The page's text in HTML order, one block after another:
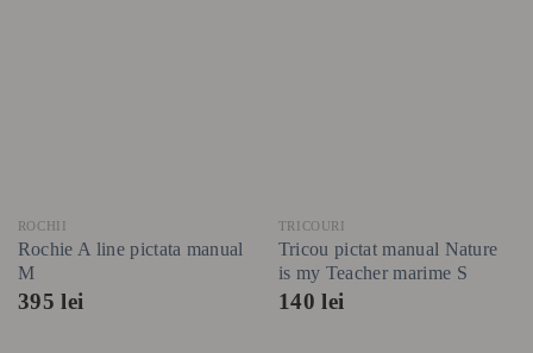
ROCHII
Rochie A line pictata manual
M
395lei
TRICOURI
Tricou pictat manual Nature
is my Teacher marime S
140lei